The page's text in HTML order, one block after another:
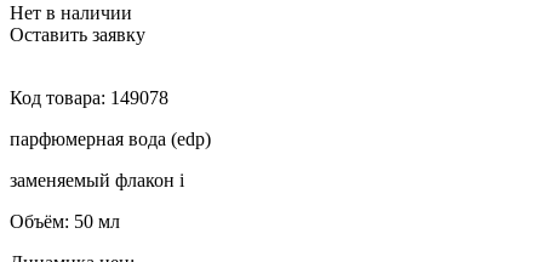
Нет в наличии
Оставить заявку
Код товара: 149078
парфюмерная вода (edp)
заменяемый флакон i
Объём: 50 мл